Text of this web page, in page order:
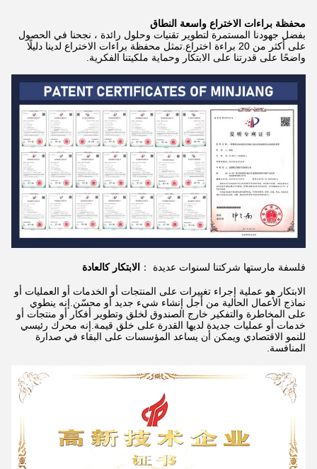
محفظة براءات الاختراع واسعة النطاق
بفضل جهودنا المستمرة لتطوير تقنيات وحلول رائدة ، نجحنا في الحصول
على أكثر من 20 براءة اختراع.تمثل محفظة براءات الاختراع لدينا دليلًا
واضحًا على قدرتنا على الابتكار وحماية ملكيتنا الفكرية.
فلسفة مارستها شركتنا لسنوات عديدة ： الابتكار كالعادة
الابتكار هو عملية إجراء تغييرات على المنتجات أو الخدمات أو العمليات أو
نماذج الأعمال الحالية من أجل إنشاء شيء جديد أو محسّن.إنه ينطوي
على المخاطرة والتفكير خارج الصندوق لخلق وتطوير أفكار أو منتجات أو
خدمات أو عمليات جديدة لديها القدرة على خلق قيمة.إنه محرك رئيسي
للنمو الاقتصادي ويمكن أن يساعد المؤسسات على البقاء في صدارة
المنافسة.